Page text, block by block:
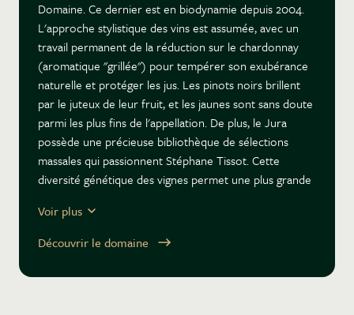
Domaine. Ce dernier est en biodynamie depuis 2004.
L'approche stylistique des vins est assumée, avec un
travail permanent de la réduction sur le chardonnay
(aromatique "grillée") pour tempérer son exubérance
naturelle et protéger les jus. Les pinots noirs brillent
par le juteux de leur fruit, et les jaunes sont sans doute
parmi les plus fins de l'appellation. De plus, le Jura
possède une précieuse bibliothèque de sélections
massales qui passionnent Stéphane Tissot. Cette
diversité génétique des vignes permet une plus grande
titanesque est mené sur l'utilisation du soufre
(seulement un gramme à la mise en bouteille sur la
températures de caves de vieillissement. Une remise
Voir plus
Découvrir le domaine